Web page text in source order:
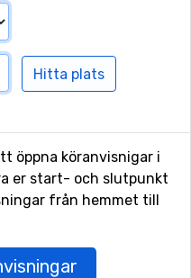
öppna köranvisnigar i
er start- och slutpunkt
från hemmet till